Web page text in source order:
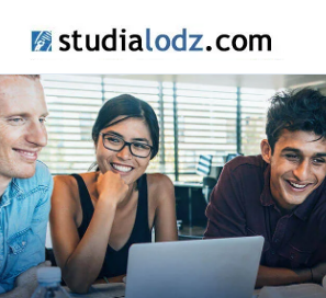
KIERUNKI